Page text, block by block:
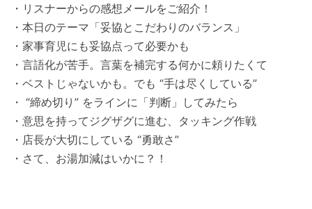
・リスナーからの感想メールをご紹介！
・本日のテーマ「妥協とこだわりのバランス」
・家事育児にも妥協点って必要かも
・言語化が苦手。言葉を補完する何かに頼りたくて
・ベストじゃないかも。でも “手は尽くしている”
・ “締め切り” をラインに「判断」してみたら
・意思を持ってジグザグに進む、タッキング作戦
・店長が大切にしている “勇敢さ”
・さて、お湯加減はいかに？！